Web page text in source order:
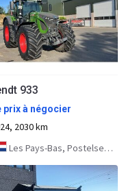
933
prix à négocier
2030 km
Les Pays-Bas, Postelsedijk